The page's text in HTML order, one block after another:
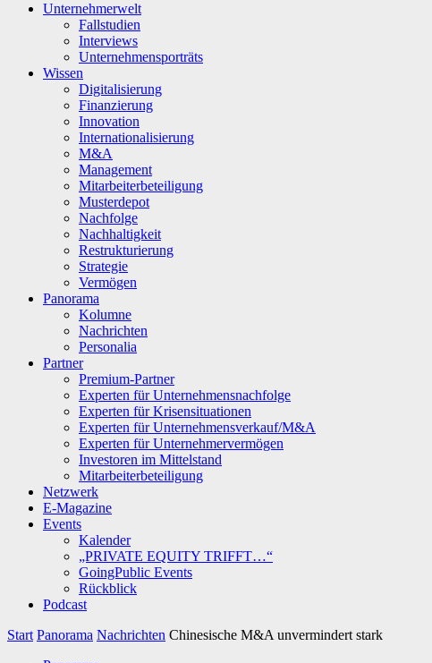
Unternehmerwelt
Fallstudien
Interviews
Unternehmensporträts
Wissen
Digitalisierung
Finanzierung
Innovation
Internationalisierung
M&A
Management
Mitarbeiterbeteiligung
Musterdepot
Nachfolge
Nachhaltigkeit
Restrukturierung
Strategie
Vermögen
Panorama
Kolumne
Nachrichten
Personalia
Partner
Premium-Partner
Experten für Unternehmensnachfolge
Experten für Krisensituationen
Experten für Unternehmensverkauf/M&A
Experten für Unternehmervermögen
Investoren im Mittelstand
Mitarbeiterbeteiligung
Netzwerk
E-Magazine
Events
Kalender
„PRIVATE EQUITY TRIFFT…“
GoingPublic Events
Rückblick
Podcast
Start Panorama Nachrichten Chinesische M&A unvermindert stark